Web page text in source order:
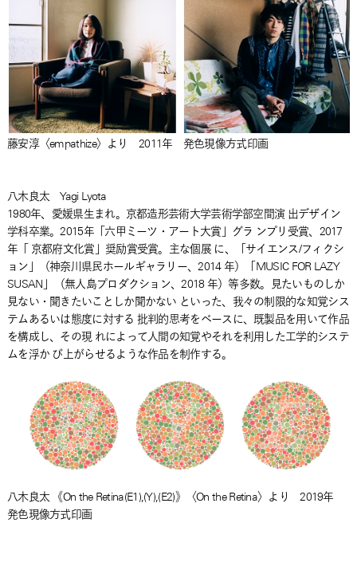
藤安淳〈empathize〉より 2011年 発色現像方式印画
八木良太 Yagi Lyota
1980年、愛媛県生まれ。京都造形芸術大学芸術学部空間演 出デザイン
学科卒業。2015年「六甲ミーツ・アート大賞」グラ ンプリ受賞、2017
年「 京都府文化賞」奨励賞受賞。主な個展 に、「サイエンス/フィクシ
ョン」（神奈川県民ホールギャラリー、2014 年）「MUSIC FOR LAZY
SUSAN」（無人島プロダクション、2018 年）等多数。見たいものしか
見ない・聞きたいことしか聞かない といった、我々の制限的な知覚シス
テムあるいは態度に対する 批判的思考をベースに、既製品を用いて作品
を構成し、その現 れによって人間の知覚やそれを利用した工学的システ
ムを浮か び上がらせるような作品を制作する。
八木良太 《On the Retina(E1),(Y),(E2)》〈On the Retina〉より 2019年
発色現像方式印画